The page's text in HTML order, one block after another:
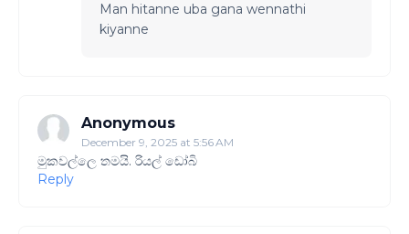
Man hitanne uba gana wennathi
kiyanne
Anonymous
December 9, 2025 at 5:56 AM
මුකවල්ලෙ තමයි. රියල් ඩෝබි
Reply